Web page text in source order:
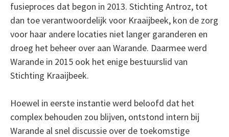
fusieproces dat begon in 2013. Stichting Antroz, tot
dan toe verantwoordelijk voor Kraaijbeek, kon de zorg
voor haar andere locaties niet langer garanderen en
droeg het beheer over aan Warande. Daarmee werd
Warande in 2015 ook het enige bestuurslid van
Stichting Kraaijbeek.
Hoewel in eerste instantie werd beloofd dat het
complex behouden zou blijven, ontstond intern bij
Warande al snel discussie over de toekomstige